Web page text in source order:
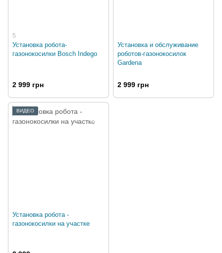
5
Установка робота-
газонокосилки Bosch Indego
2 999 грн
Установка и обслуживание
роботов-газонокосилок
Gardena
2 999 грн
ВИДЕО
Установка робота -
газонокосилки на участке